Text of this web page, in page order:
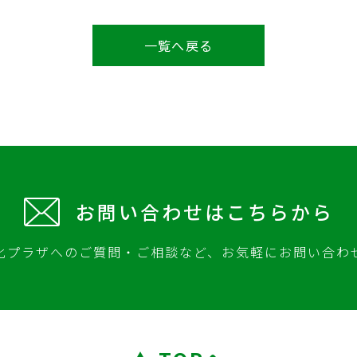
一覧へ戻る
お問い合わせはこちらから
ラザへのご質問・ご相談など、 お気軽にお問い合わ